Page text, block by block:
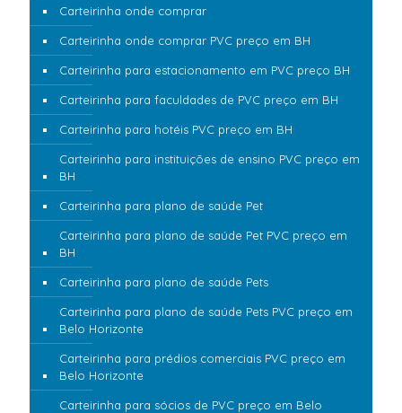
Carteirinha onde comprar
Carteirinha onde comprar PVC preço em BH
Carteirinha para estacionamento em PVC preço BH
Carteirinha para faculdades de PVC preço em BH
Carteirinha para hotéis PVC preço em BH
Carteirinha para instituições de ensino PVC preço em
BH
Carteirinha para plano de saúde Pet
Carteirinha para plano de saúde Pet PVC preço em
BH
Carteirinha para plano de saúde Pets
Carteirinha para plano de saúde Pets PVC preço em
Belo Horizonte
Carteirinha para prédios comerciais PVC preço em
Belo Horizonte
Carteirinha para sócios de PVC preço em Belo